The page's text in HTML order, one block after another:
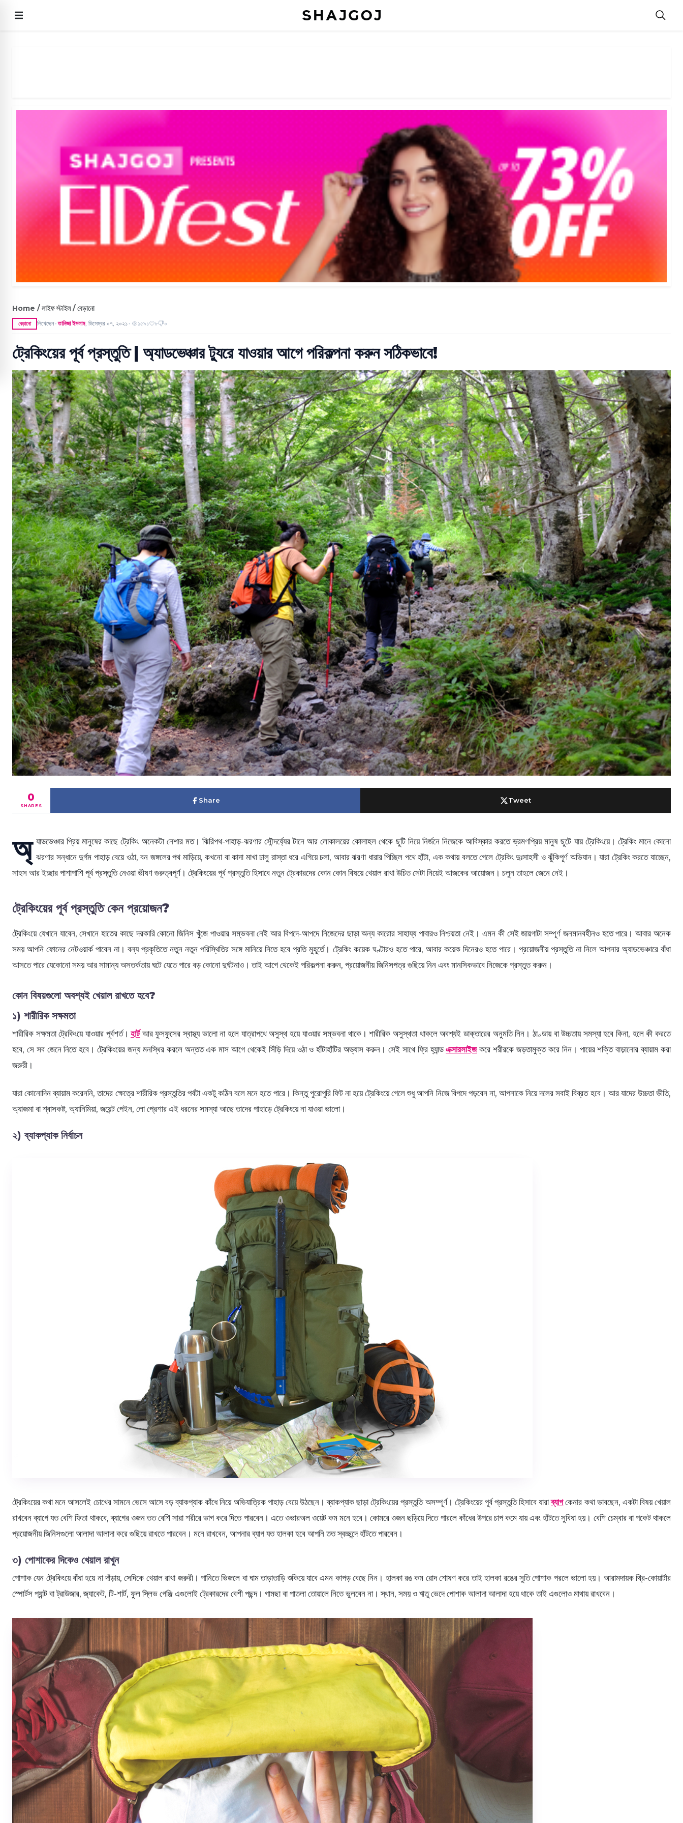
Home / লাইফ স্টাইল / বেড়ানো
বেড়ানো লিখেছেন ● তানিজা ইসলাম, ডিসেম্বর ০৭, ২০২১ ● ১৫৯১ ৮ ০
ট্রেকিংয়ের পূর্ব প্রস্তুতি | অ্যাডভেঞ্চার ট্যুরে যাওয়ার আগে পরিকল্পনা করুন সঠিকভাবে!
0
SHARES
Share Tweet
অ্ যাডভেঞ্চার প্রিয় মানুষের কাছে ট্রেকিং অনেকটা নেশার মত। ঝিরিপথ-পাহাড়-ঝরণার সৌন্দর্য্যের টানে আর লোকালয়ের কোলাহল থেকে ছুটি নিয়ে নির্জনে নিজেকে আবিস্কার করতে ভ্রমণপ্রিয় মানুষ ছুটে যায় ট্রেকিংয়ে। ট্রেকিং মানে কোনো
ঝরণার সন্ধানে দুর্গম পাহাড় বেয়ে ওঠা, বন জঙ্গলের পথ মাড়িয়ে, কখনো বা কাদা মাখা ঢালু রাস্তা ধরে এগিয়ে চলা, আবার ঝরণা ধারার পিচ্ছিল পথে হাঁটা, এক কথায় বলতে গেলে ট্রেকিং দুঃসাহসী ও ঝুঁকিপূর্ণ অভিযান। যারা ট্রেকিং করতে যাচ্ছেন,
সাহস আর ইচ্ছার পাশাপাশি পূর্ব প্রস্তুতি নেওয়া ভীষণ গুরুত্বপূর্ণ। ট্রেকিংয়ের পূর্ব প্রস্তুতি হিসাবে নতুন ট্রেকারদের কোন কোন বিষয়ে খেয়াল রাখা উচিত সেটা নিয়েই আজকের আয়োজন। চলুন তাহলে জেনে নেই।
ট্রেকিংয়ের পূর্ব প্রস্তুতি কেন প্রয়োজন?
ট্রেকিংয়ে যেখানে যাবেন, সেখানে হাতের কাছে দরকারি কোনো জিনিস খুঁজে পাওয়ার সম্ভবনা নেই আর বিপদে-আপদে নিজেদের ছাড়া অন্য কারোর সাহায্য পাবারও নিশ্চয়তা নেই। এমন কী সেই জায়গাটা সম্পূর্ণ জনমানবহীনও হতে পারে। আবার অনেক
সময় আপনি ফোনের নেটওয়ার্ক পাবেন না। বন্য প্রকৃতিতে নতুন নতুন পরিস্থিতির সঙ্গে মানিয়ে নিতে হবে প্রতি মুহূর্তে। ট্রেকিং কয়েক ঘণ্টারও হতে পারে, আবার কয়েক দিনেরও হতে পারে। প্রয়োজনীয় প্রস্তুতি না নিলে আপনার অ্যাডভেঞ্চারে বাঁধা
আসতে পারে যেকোনো সময় আর সামান্য অসতর্কতায় ঘটে যেতে পারে বড় কোনো দুর্ঘটনাও। তাই আগে থেকেই পরিকল্পনা করুন, প্রয়োজনীয় জিনিসপত্র গুছিয়ে নিন এবং মানসিকভাবে নিজেকে প্রস্তুত করুন।
কোন বিষয়গুলো অবশ্যই খেয়াল রাখতে হবে?
১) শারীরিক সক্ষমতা
শারীরিক সক্ষমতা ট্রেকিংয়ে যাওয়ার পূর্বশর্ত।হার্টআর ফুসফুসের স্বাস্থ্য ভালো না হলে যাত্রাপথে অসুস্থ হয়ে যাওয়ার সম্ভবনা থাকে। শারীরিক অসুস্থতা থাকলে অবশ্যই ডাক্তারের অনুমতি নিন। ঠাণ্ডায় বা উচ্চতায় সমস্যা হবে কিনা, হলে কী করতে
হবে, সে সব জেনে নিতে হবে। ট্রেকিংয়ের জন্য মনস্থির করলে অন্তত এক মাস আগে থেকেই সিঁড়ি দিয়ে ওঠা ও হাঁটাহাঁটির অভ্যাস করুন। সেই সাথে ফ্রি হ্যান্ডএক্সারসাইজকরে শরীরকে জড়তামুক্ত করে নিন। পায়ের শক্তি বাড়ানোর ব্যায়াম করা
জরুরী।
যারা কোনোদিন ব্যায়াম করেননি, তাদের ক্ষেত্রে শারীরিক প্রস্তুতির পর্বটা একটু কঠিন বলে মনে হতে পারে। কিন্তু পুরোপুরি ফিট না হয়ে ট্রেকিংয়ে গেলে শুধু আপনি নিজে বিপদে পড়বেন না, আপনাকে নিয়ে দলের সবাই বিব্রত হবে। আর যাদের উচ্চতা ভীতি,
অ্যাজমা বা শ্বাসকষ্ট, অ্যানিমিয়া, জয়েন্ট পেইন, লো প্রেশার এই ধরনের সমস্যা আছে তাদের পাহাড়ে ট্রেকিংয়ে না যাওয়া ভালো।
২) ব্যাকপ্যাক নির্বাচন
ট্রেকিংয়ের কথা মনে আসলেই চোখের সামনে ভেসে আসে বড় ব্যাকপ্যাক কাঁধে নিয়ে অভিযাত্রিক পাহাড় বেয়ে উঠছেন। ব্যাকপ্যাক ছাড়া ট্রেকিংয়ের প্রস্তুতি অসম্পূর্ণ। ট্রেকিংয়ের পূর্ব প্রস্তুতি হিসাবে যারাব্যাগকেনার কথা ভাবছেন, একটা বিষয় খেয়াল
রাখবেন ব্যাগে যত বেশি ফিতা থাকবে, ব্যাগের ওজন তত বেশি সারা শরীরে ভাগ করে দিতে পারবেন। এতে ওভারঅল ওয়েট কম মনে হবে। কোমরে ওজন ছড়িয়ে দিতে পারলে কাঁধের উপরে চাপ কমে যায় এবং হাঁটতে সুবিধা হয়। বেশি চেম্বার বা পকেট থাকলে
প্রয়োজনীয় জিনিসগুলো আলাদা আলাদা করে গুছিয়ে রাখতে পারবেন। মনে রাখবেন, আপনার ব্যাগ যত হালকা হবে আপনি তত স্বচ্ছন্দে হাঁটতে পারবেন।
৩) পোশাকের দিকেও খেয়াল রাখুন
পোশাক যেন ট্রেকিংয়ে বাঁধা হয়ে না দাঁড়ায়, সেদিকে খেয়াল রাখা জরুরী। পানিতে ভিজলে বা ঘাম তাড়াতাড়ি শুকিয়ে যাবে এমন কাপড় বেছে নিন। হালকা রঙ কম রোদ শোষণ করে তাই হালকা রঙের সুতি পোশাক পরলে ভালো হয়। আরামদায়ক থ্রি-কোয়ার্টার
স্পোর্টস প্যান্ট বা ট্রাউজার, জ্যাকেট, টি-শার্ট, ফুল স্লিভ গেঞ্জি এগুলোই ট্রেকারদের বেশী পছন্দ। গামছা বা পাতলা তোয়ালে নিতে ভুলবেন না। স্থান, সময় ও ঋতু ভেদে পোশাক আলাদা আলাদা হয়ে থাকে তাই এগুলোও মাথায় রাখবেন।